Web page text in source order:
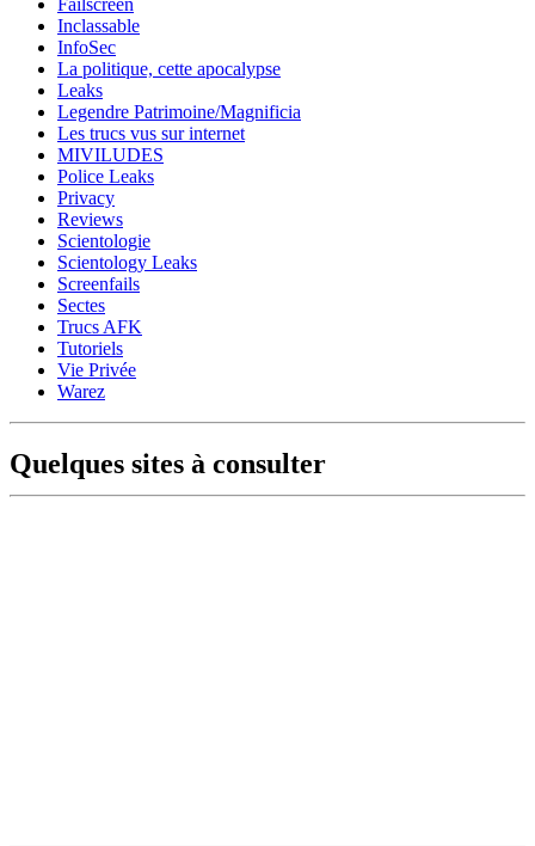
Failscreen
Inclassable
InfoSec
La politique, cette apocalypse
Leaks
Legendre Patrimoine/Magnificia
Les trucs vus sur internet
MIVILUDES
Police Leaks
Privacy
Reviews
Scientologie
Scientology Leaks
Screenfails
Sectes
Trucs AFK
Tutoriels
Vie Privée
Warez
Quelques sites à consulter